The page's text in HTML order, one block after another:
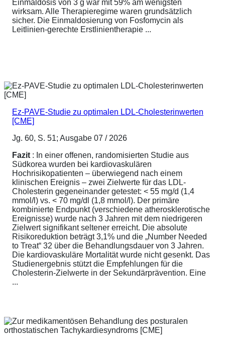
Einmaldosis von 3 g war mit 59% am wenigsten
wirksam. Alle Therapieregime waren grundsätzlich
sicher. Die Einmaldosierung von Fosfomycin als
Leitlinien-gerechte Erstlinientherapie ...
Ez-PAVE-Studie zu optimalen LDL-Cholesterinwerten
[CME]
Jg. 60, S. 51; Ausgabe 07 / 2026
Fazit : In einer offenen, randomisierten Studie aus
Südkorea wurden bei kardiovaskulären
Hochrisikopatienten – überwiegend nach einem
klinischen Ereignis – zwei Zielwerte für das LDL-
Cholesterin gegeneinander getestet: < 55 mg/d (1,4
mmol/l) vs. < 70 mg/dl (1,8 mmol/l). Der primäre
kombinierte Endpunkt (verschiedene atherosklerotische
Ereignisse) wurde nach 3 Jahren mit dem niedrigeren
Zielwert signifikant seltener erreicht. Die absolute
Risikoreduktion beträgt 3,1% und die „Number Needed
to Treat“ 32 über die Behandlungsdauer von 3 Jahren.
Die kardiovaskuläre Mortalität wurde nicht gesenkt. Das
Studienergebnis stützt die Empfehlungen für die
Cholesterin-Zielwerte in der Sekundärprävention. Eine
...